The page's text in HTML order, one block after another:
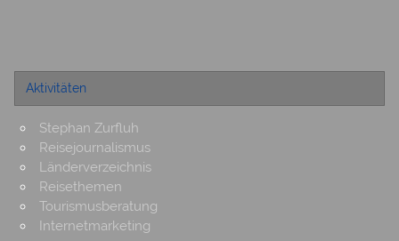
Aktivitäten
Stephan Zurfluh
Reisejournalismus
Länderverzeichnis
Reisethemen
Tourismusberatung
Internetmarketing